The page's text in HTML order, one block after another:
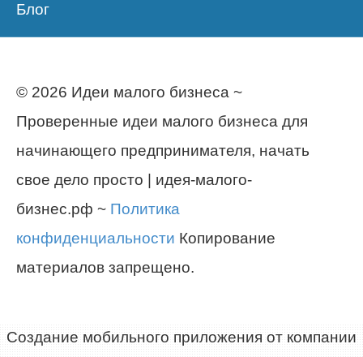
Блог
© 2026 Идеи малого бизнеса ~
Проверенные идеи малого бизнеса для
начинающего предпринимателя, начать
свое дело просто | идея-малого-
бизнес.рф ~ Политика
конфиденциальности Копирование
материалов запрещено.
Создание мобильного приложения от компании